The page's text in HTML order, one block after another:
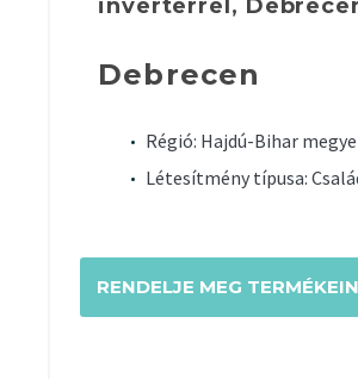
inverterrel,
Debrecen
Régió: Hajdú-Bihar megye
Létesítmény típusa:
RENDELJE MEG